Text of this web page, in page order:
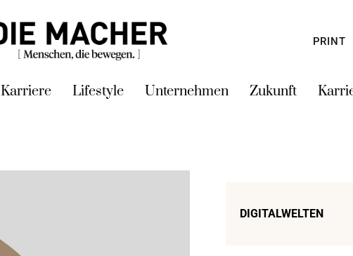
PRINT
Karriere Lifestyle Unternehmen Zukunft
DIGITALWELTEN